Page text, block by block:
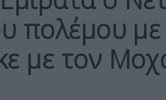
πολέμου με
με τον